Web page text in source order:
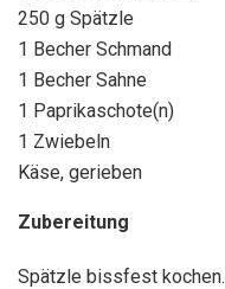
250 g Spätzle
1 Becher Schmand
1 Becher Sahne
1 Paprikaschote(n)
1 Zwiebeln
Käse, gerieben
Zubereitung
Spätzle bissfest kochen.